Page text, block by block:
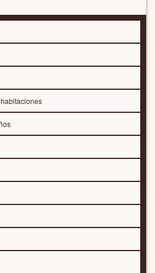
y volver a seleccionar
DE MI SELECCIÓN